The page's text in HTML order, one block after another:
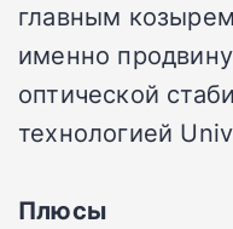
главным
именно
оптической
технологией
Плюсы